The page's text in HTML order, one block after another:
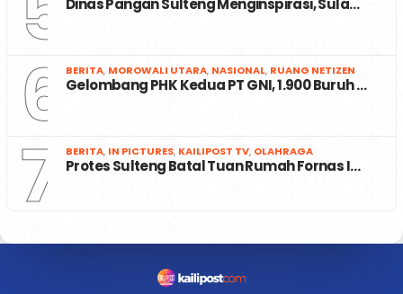
Dinas Pangan Sulteng Menginspirasi, Sula…
6 BERITA, MOROWALI UTARA, NASIONAL, RUANG NETIZEN
Gelombang PHK Kedua PT GNI, 1.900 Buruh …
7 BERITA, IN PICTURES, KAILIPOST TV, OLAHRAGA
Protes Sulteng Batal Tuan Rumah Fornas I…